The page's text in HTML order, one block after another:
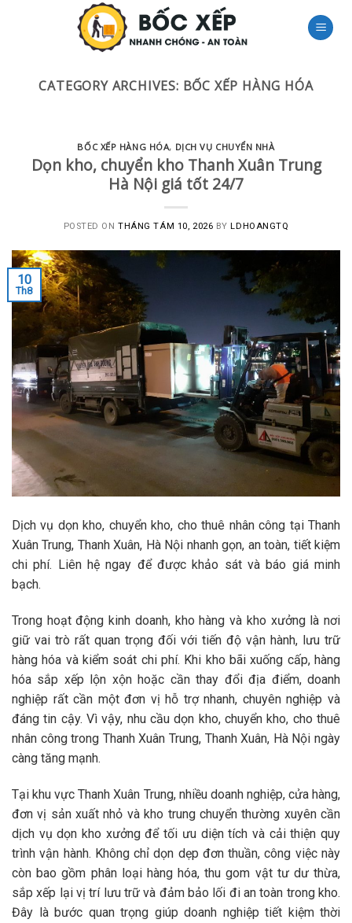
CATEGORY ARCHIVES: BỐC XẾP HÀNG HÓA
BỐC XẾP HÀNG HÓA, DỊCH VỤ CHUYỂN NHÀ
Dọn kho, chuyển kho Thanh Xuân Trung
Hà Nội giá tốt 24/7
POSTED ONTHÁNG TÁM 10, 2026 BYLDHOANGTQ
10
Th8
Dịch vụ dọn kho, chuyển kho, cho thuê nhân công tạiThanh
Xuân Trung, Thanh Xuân, Hà Nội nhanh gọn, an toàn, tiết kiệm
chi phí. Liên hệ ngay để được khảo sát và báo giá minh
bạch.
Trong hoạt động kinh doanh, kho hàng và kho xưởng là nơi
giữ vai trò rất quan trọng đối với tiến độ vận hành, lưu trữ
hàng hóa và kiểm soát chi phí. Khi kho bãi xuống cấp, hàng
hóa sắp xếp lộn xộn hoặc cần thay đổi địa điểm, doanh
nghiệp rất cần một đơn vị hỗ trợ nhanh, chuyên nghiệp và
đáng tin cậy. Vì vậy, nhu cầudọn kho, chuyển kho, cho thuê
nhân công trong Thanh Xuân Trung, Thanh Xuân, Hà Nội ngày
càng tăng mạnh.
Tại khu vực Thanh Xuân Trung, nhiều doanh nghiệp, cửa hàng,
đơn vị sản xuất nhỏ và kho trung chuyển thường xuyên cần
dịch vụ dọn kho xưởngđể tối ưu diện tích và cải thiện quy
trình vận hành. Không chỉ dọn dẹp đơn thuần, công việc này
còn bao gồm phân loại hàng hóa, thu gom vật tư dư thừa,
sắp xếp lại vị trí lưu trữ và đảm bảo lối đi an toàn trong kho.
Đây là bước quan trọng giúp doanh nghiệp tiết kiệm thời